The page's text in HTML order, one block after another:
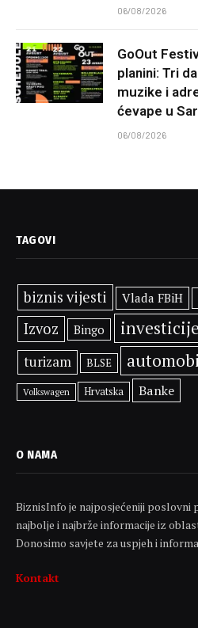
06/08/2026
GoOut
planini: Tri
muzike i
ćevape u
06/08/2026
TAGOVI
biznis vijesti Vlada FBiH
Izvoz Bingo investicije
turizam BLSE
Volkswagen Hrvatska Banke
O NAMA
BiznisInfo je najposjećeniji poslovni
najbolje i najbrže informacije iz
Donosimo savjete za uspjeh i
Kontakt